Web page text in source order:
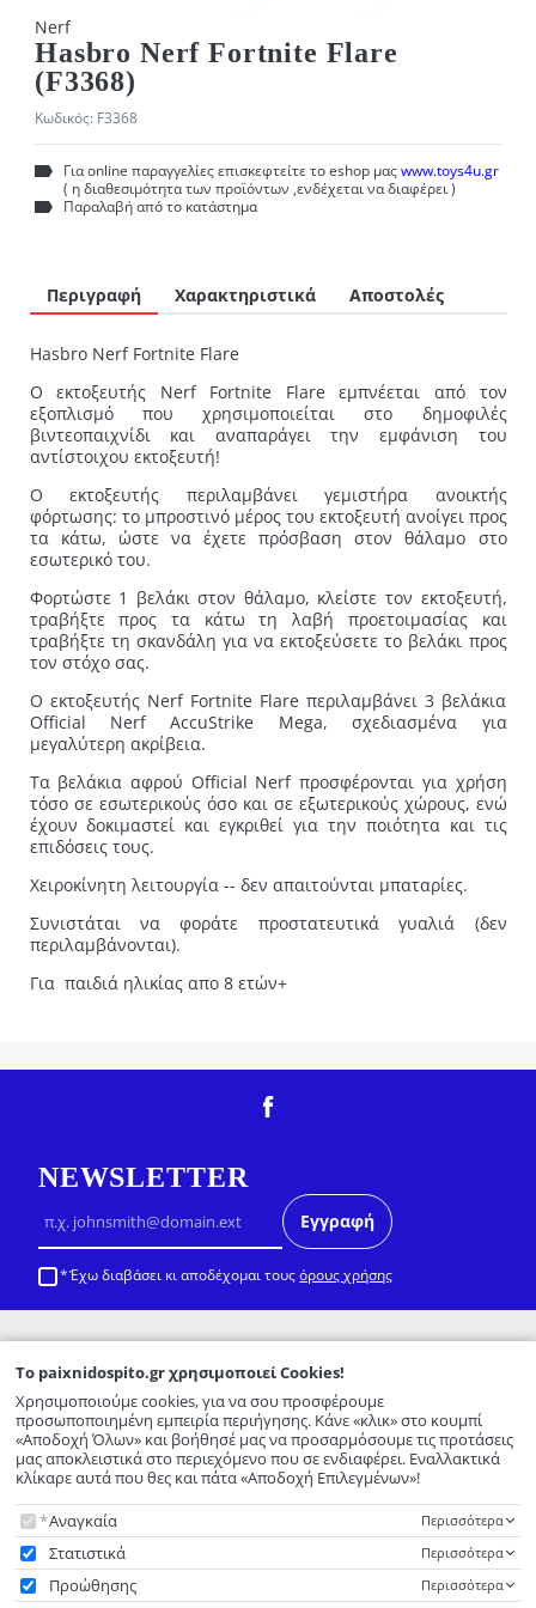
Nerf
Hasbro Nerf Fortnite Flare
(F3368)
Κωδικός: F3368
Για online παραγγελίες επισκεφτείτε το eshop μαςwww.toys4u.gr
( η διαθεσιμότητα των προϊόντων ,ενδέχεται να διαφέρει )
Παραλαβή από το κατάστημα
Περιγραφή Χαρακτηριστικά Αποστολές
Hasbro Nerf Fortnite Flare
Ο εκτοξευτής Nerf Fortnite Flare εμπνέεται από τον
εξοπλισμό που χρησιμοποιείται στο δημοφιλές
βιντεοπαιχνίδι και αναπαράγει την εμφάνιση του
αντίστοιχου εκτοξευτή!
Ο εκτοξευτής περιλαμβάνει γεμιστήρα ανοικτής
φόρτωσης: το μπροστινό μέρος του εκτοξευτή ανοίγει προς
τα κάτω, ώστε να έχετε πρόσβαση στον θάλαμο στο
εσωτερικό του.
Φορτώστε 1 βελάκι στον θάλαμο, κλείστε τον εκτοξευτή,
τραβήξτε προς τα κάτω τη λαβή προετοιμασίας και
τραβήξτε τη σκανδάλη για να εκτοξεύσετε το βελάκι προς
τον στόχο σας.
Ο εκτοξευτής Nerf Fortnite Flare περιλαμβάνει 3 βελάκια
Official Nerf AccuStrike Mega, σχεδιασμένα για
μεγαλύτερη ακρίβεια.
Τα βελάκια αφρού Official Nerf προσφέρονται για χρήση
τόσο σε εσωτερικούς όσο και σε εξωτερικούς χώρους, ενώ
έχουν δοκιμαστεί και εγκριθεί για την ποιότητα και τις
επιδόσεις τους.
Χειροκίνητη λειτουργία -- δεν απαιτούνται μπαταρίες.
Συνιστάται να φοράτε προστατευτικά γυαλιά (δεν
περιλαμβάνονται).
Για παιδιά ηλικίας απο 8 ετών+
NEWSLETTER
Εγγραφή
Έχω διαβάσει κι αποδέχομαι τουςόρους χρήσης
ΠΑΙΧΝΙΔΟΣΠΙΤΟ | ΓΕΜΗ: 76388527000
TOP ΚΑΤΗΓΟΡΙΕΣ
ΕΞΥΠΗΡΕΤΗΣΗ ΠΕΛΑΤΩΝ
ΣΧΕΤΙΚΑ ΜΕ ΕΜΑΣ
© 2026ΠΑΙΧΝΙΔΟΣΠΙΤΟ | ΓΕΜΗ: 76388527000 All rights reserved
To paixnidospito.grχρησιμοποιεί Cookies!
Χρησιμοποιούμε cookies, για να σου προσφέρουμε
προσωποποιημένη εμπειρία περιήγησης. Κάνε «κλικ» στο κουμπί
«Αποδοχή Όλων» και βοήθησέ μας να προσαρμόσουμε τις προτάσεις
μας αποκλειστικά στο περιεχόμενο που σε ενδιαφέρει. Εναλλακτικά
κλίκαρε αυτά που θες και πάτα «Αποδοχή Επιλεγμένων»!
Topaixnidospito.gr
Αναγκαία Περισσότερα
Στατιστικά Περισσότερα
Προώθησης Περισσότερα